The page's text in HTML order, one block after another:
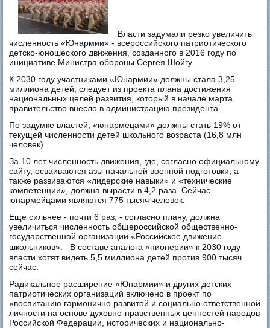
Власти задумали резко увеличить
численность «Юнармии» - всероссийского патриотического
детско-юношеского движения, созданного в 2016 году по
инициативе Министра обороны Сергея Шойгу.
К 2030 году участниками «Юнармии» должны стала 3,25
миллиона детей, следует из проекта плана достижения
национальных целей развития, который в начале марта
правительство внесло в администрацию президента.
По задумке властей, «юнармецами» должны стать 19% от
текущей численности детей школьного возраста (16,8 млн
человек).
За 10 лет численность движения, где, согласно официальному
сайту, осваиваются азы начальной военной подготовки, а
также развиваются «лидерские навыки» и «технические
компетенции», должна вырасти в 4,2 раза. Сейчас
юнармейцами являются 775 тысяч человек.
Еще сильнее - почти 6 раз, - согласно плану, должна
увеличиться численность общероссийской общественно-
государственной организации «Российское движение
школьников». В составе аналога «пионерии» к 2030 году
власти хотят видеть 5,5 миллиона детей против 900 тысяч
сейчас.
Радикальное расширение «Юнармии» и других детских
патриотических организаций включено в проект по
«воспитанию гармонично развитой и социально ответственной
личности на основе духовно-нравственных ценностей народов
Российской Федерации, исторических и национально-